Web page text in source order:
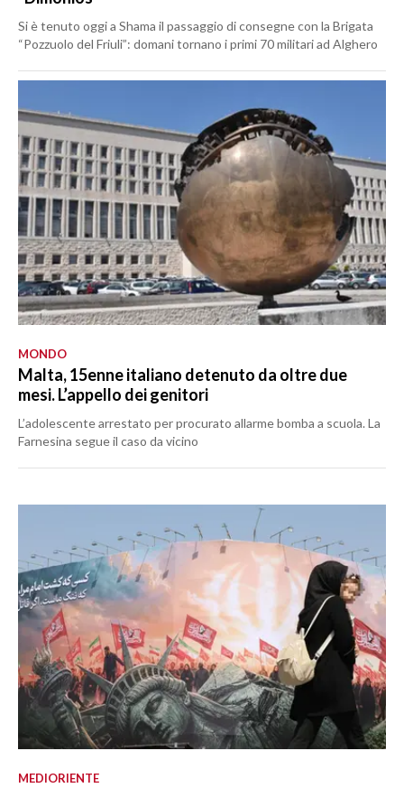
Si è tenuto oggi a Shama il passaggio di consegne con la Brigata
“Pozzuolo del Friuli”: domani tornano i primi 70 militari ad Alghero
MONDO
Malta, 15enne italiano detenuto da oltre due
mesi. L’appello dei genitori
L’adolescente arrestato per procurato allarme bomba a scuola. La
Farnesina segue il caso da vicino
MEDIORIENTE